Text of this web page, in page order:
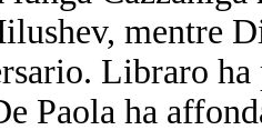
mentre
Libraro ha
Paola ha